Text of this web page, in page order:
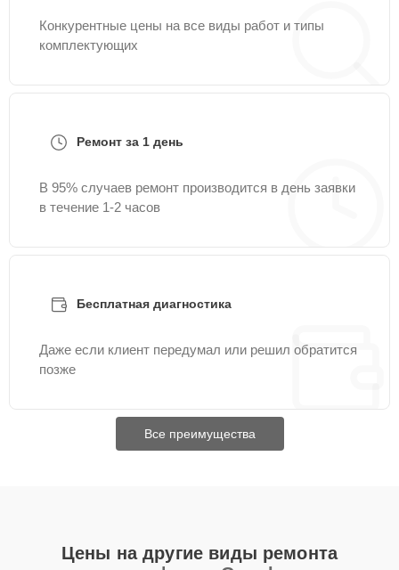
Конкурентные цены на все виды работ и типы
комплектующих
Ремонт за 1 день
В 95% случаев ремонт производится в день заявки
в течение 1-2 часов
Бесплатная диагностика
Даже если клиент передумал или решил обратится
позже
Все преимущества
Цены на другие виды ремонта